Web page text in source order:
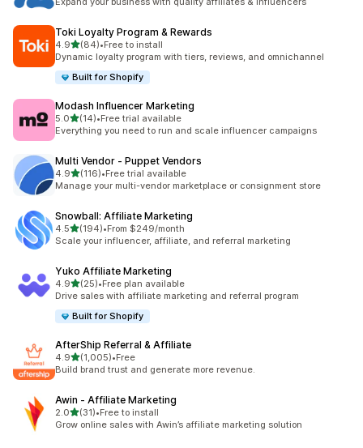
Toki Loyalty Program & Rewards
4.95つ星中
(84)
合計レビュー数：84件
•Free to install
Dynamic loyalty program with tiers, reviews, and omnichannel
Built for Shopify
Modash Influencer Marketing
5.05つ星中
(14)
合計レビュー数：14件
•Free trial available
Everything you need to run and scale influencer campaigns
Multi Vendor ‑ Puppet Vendors
4.95つ星中
(116)
合計レビュー数：116件
•Free trial available
Manage your multi-vendor marketplace or consignment store
Snowball: Affiliate Marketing
4.55つ星中
(194)
合計レビュー数：194件
•From $249/month
Scale your influencer, affiliate, and referral marketing
Yuko Affiliate Marketing
4.95つ星中
(25)
合計レビュー数：25件
•Free plan available
Drive sales with affiliate marketing and referral program
Built for Shopify
AfterShip Referral & Affiliate
4.95つ星中
(1,005)
合計レビュー数：1005件
•Free
Build brand trust and generate more revenue.
Awin ‑ Affiliate Marketing
2.05つ星中
(31)
合計レビュー数：31件
•Free to install
Grow online sales with Awin’s affiliate marketing solution